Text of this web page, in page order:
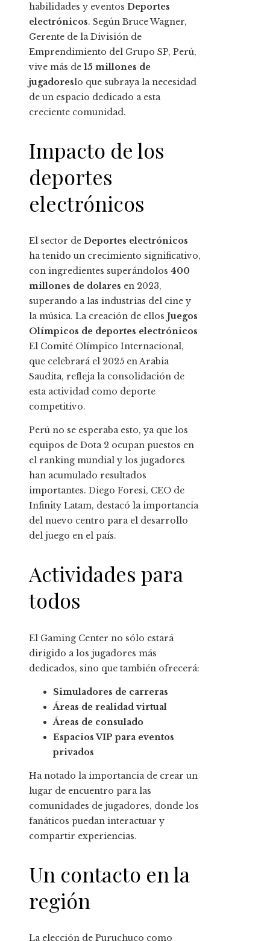
habilidades y eventos Deportes
electrónicos. Según Bruce Wagner,
Gerente de la División de
Emprendimiento del Grupo SP, Perú,
vive más de 15 millones de
jugadoreslo que subraya la necesidad
de un espacio dedicado a esta
creciente comunidad.
Impacto de los
deportes
electrónicos
El sector de Deportes electrónicos
ha tenido un crecimiento significativo,
con ingredientes superándolos 400
millones de dolares en 2023,
superando a las industrias del cine y
la música. La creación de ellos Juegos
Olímpicos de deportes electrónicos
El Comité Olímpico Internacional,
que celebrará el 2025 en Arabia
Saudita, refleja la consolidación de
esta actividad como deporte
competitivo.
Perú no se esperaba esto, ya que los
equipos de Dota 2 ocupan puestos en
el ranking mundial y los jugadores
han acumulado resultados
importantes. Diego Foresi, CEO de
Infinity Latam, destacó la importancia
del nuevo centro para el desarrollo
del juego en el país.
Actividades para
todos
El Gaming Center no sólo estará
dirigido a los jugadores más
dedicados, sino que también ofrecerá:
Simuladores de carreras
Áreas de realidad virtual
Áreas de consulado
Espacios VIP para eventos
privados
Ha notado la importancia de crear un
lugar de encuentro para las
comunidades de jugadores, donde los
fanáticos puedan interactuar y
compartir experiencias.
Un contacto en la
región
La elección de Puruchuco como